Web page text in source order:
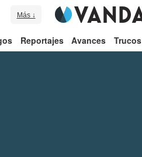
Más ↓
Reportajes Avances Trucos